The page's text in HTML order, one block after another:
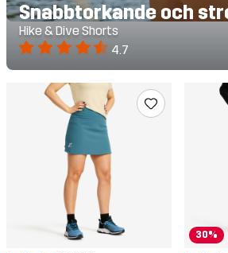
Snabbtorkande och
Hike & Dive Shorts
4.7
30%